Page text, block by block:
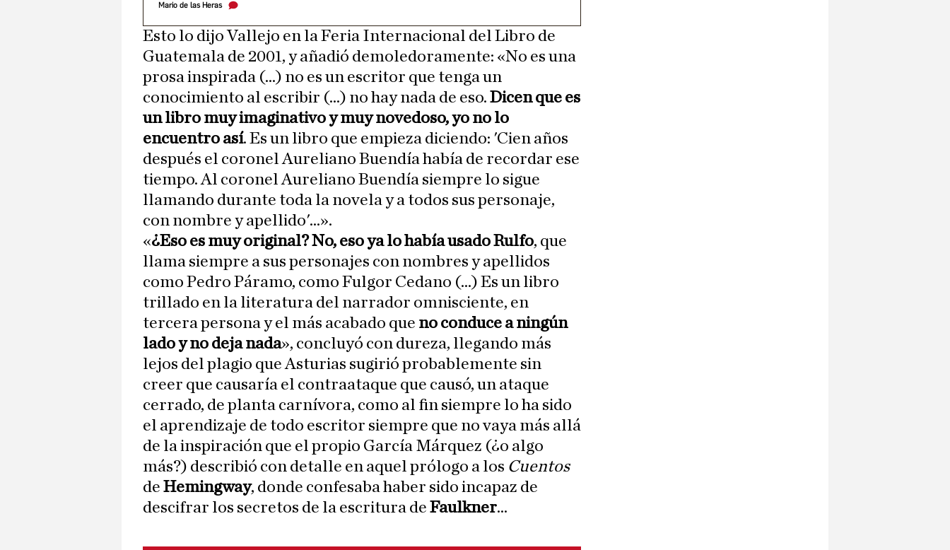
Mario de las Heras
Esto lo dijo Vallejo en la Feria Internacional del Libro de
Guatemala de 2001, y añadió demoledoramente: «No es una
prosa inspirada (...) no es un escritor que tenga un
conocimiento al escribir (...) no hay nada de eso. Dicen que es
un libro muy imaginativo y muy novedoso, yo no lo
encuentro así. Es un libro que empieza diciendo: 'Cien años
después el coronel Aureliano Buendía había de recordar ese
tiempo. Al coronel Aureliano Buendía siempre lo sigue
llamando durante toda la novela y a todos sus personaje,
con nombre y apellido'...».
«¿Eso es muy original? No, eso ya lo había usado Rulfo, que
llama siempre a sus personajes con nombres y apellidos
como Pedro Páramo, como Fulgor Cedano (...) Es un libro
trillado en la literatura del narrador omnisciente, en
tercera persona y el más acabado que no conduce a ningún
lado y no deja nada», concluyó con dureza, llegando más
lejos del plagio que Asturias sugirió probablemente sin
creer que causaría el contraataque que causó, un ataque
cerrado, de planta carnívora, como al fin siempre lo ha sido
el aprendizaje de todo escritor siempre que no vaya más allá
de la inspiración que el propio García Márquez (¿o algo
más?) describió con detalle en aquel prólogo a los Cuentos
de Hemingway, donde confesaba haber sido incapaz de
descifrar los secretos de la escritura de Faulkner...